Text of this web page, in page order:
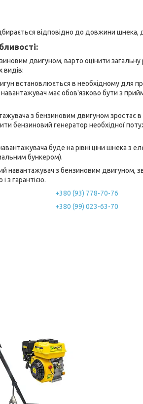
відповідно до довжини шнека,
двигуном, варто оцінити загальну
видів:
встановлюється в необхідному для
має обов'язково бути з
з бензиновим двигуном зростає в
бензиновий генератор необхідної
буде на рівні ціни шнека з
бункером).
навантажувач з бензиновим двигуном,
з гарантією.
+380 (93) 778-70-76
+380 (99) 023-63-70